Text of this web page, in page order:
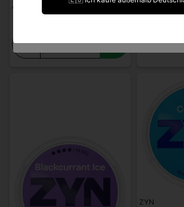
€ 4,49
- +
ZYN
Ich bin unter 18 Jahre